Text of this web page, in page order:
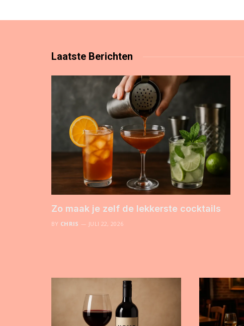
Laatste Berichten
Zo maak je zelf de lekkerste cocktails
BY CHRIS JULI 22, 2026